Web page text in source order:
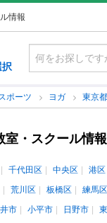
情報
ポーツ ヨガ 東京
室・スクール情報
千代田区 中央区 港区
荒川区 板橋区 練馬区
市 小平市 日野市